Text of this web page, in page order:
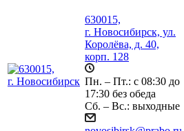
630015,
г. Новосибирск, ул.
Королёва, д. 40,
корп. 128
Пн. – Пт.: с 08:30 до
17:30 без обеда
Сб. – Вс.: выходные